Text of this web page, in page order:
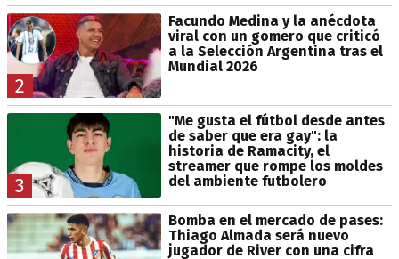
2
Facundo Medina y la anécdota
viral con un gomero que criticó
a la Selección Argentina tras el
Mundial 2026
3
"Me gusta el fútbol desde antes
de saber que era gay": la
historia de Ramacity, el
streamer que rompe los moldes
del ambiente futbolero
Bomba en el mercado de pases:
Thiago Almada será nuevo
jugador de River con una cifra